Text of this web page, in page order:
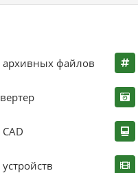
архивных файлов